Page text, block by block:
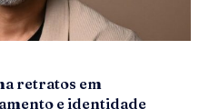
retratos em
e identidade